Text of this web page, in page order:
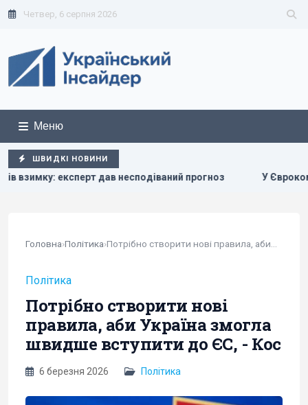
Четвер, 6 серпня 2026
Меню
ШВИДКІ НОВИНИ
несподіваний прогноз У Єврокомісії відреагували
Головна›Політика›
Політика
Потрібно створити нові
правила, аби Україна змогла
швидше вступити до ЄС, - Кос
6 березня 2026 Політика